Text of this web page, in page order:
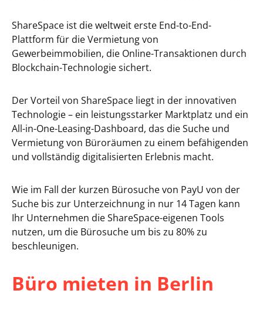
ShareSpace ist die weltweit erste End-to-End-
Plattform für die Vermietung von
Gewerbeimmobilien, die Online-Transaktionen durch
Blockchain-Technologie sichert.
Der Vorteil von ShareSpace liegt in der innovativen
Technologie – ein leistungsstarker Marktplatz und ein
All-in-One-Leasing-Dashboard, das die Suche und
Vermietung von Büroräumen zu einem befähigenden
und vollständig digitalisierten Erlebnis macht.
Wie im Fall der kurzen Bürosuche von PayU von der
Suche bis zur Unterzeichnung in nur 14 Tagen kann
Ihr Unternehmen die ShareSpace-eigenen Tools
nutzen, um die Bürosuche um bis zu 80% zu
beschleunigen.
Büro mieten in Berlin